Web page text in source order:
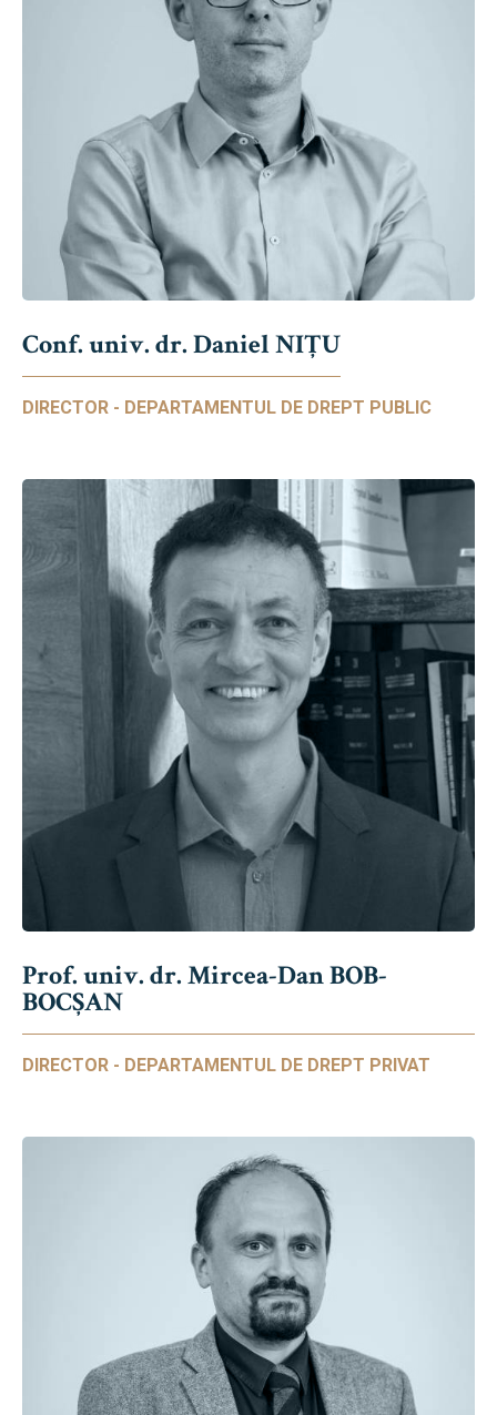
Conf. univ. dr. Daniel NIŢU
DIRECTOR - DEPARTAMENTUL DE DREPT PUBLIC
Prof. univ. dr. Mircea-Dan BOB-
BOCȘAN
DIRECTOR - DEPARTAMENTUL DE DREPT PRIVAT